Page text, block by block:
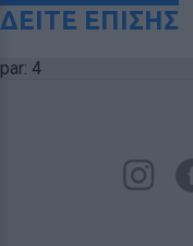
ΔΕΙΤΕ ΕΠΙΣΗΣ
par: 4